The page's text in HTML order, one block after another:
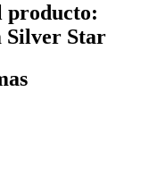
producto:
Silver Star